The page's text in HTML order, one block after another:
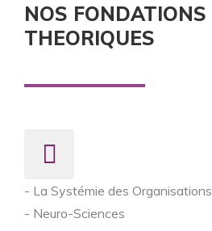
NOS FONDATIONS
THEORIQUES
- La Systémie des Organisations
- Neuro-Sciences